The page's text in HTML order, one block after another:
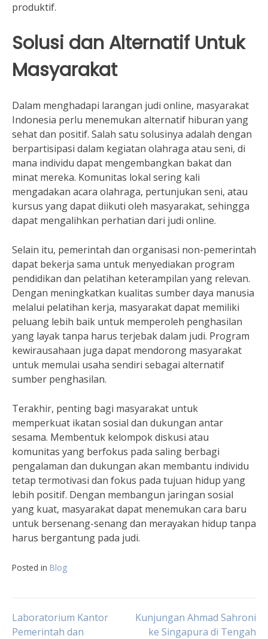
produktif.
Solusi dan Alternatif Untuk
Masyarakat
Dalam menghadapi larangan judi online, masyarakat
Indonesia perlu menemukan alternatif hiburan yang
sehat dan positif. Salah satu solusinya adalah dengan
berpartisipasi dalam kegiatan olahraga atau seni, di
mana individu dapat mengembangkan bakat dan
minat mereka. Komunitas lokal sering kali
mengadakan acara olahraga, pertunjukan seni, atau
kursus yang dapat diikuti oleh masyarakat, sehingga
dapat mengalihkan perhatian dari judi online.
Selain itu, pemerintah dan organisasi non-pemerintah
dapat bekerja sama untuk menyediakan program
pendidikan dan pelatihan keterampilan yang relevan.
Dengan meningkatkan kualitas sumber daya manusia
melalui pelatihan kerja, masyarakat dapat memiliki
peluang lebih baik untuk memperoleh penghasilan
yang layak tanpa harus terjebak dalam judi. Program
kewirausahaan juga dapat mendorong masyarakat
untuk memulai usaha sendiri sebagai alternatif
sumber penghasilan.
Terakhir, penting bagi masyarakat untuk
memperkuat ikatan sosial dan dukungan antar
sesama. Membentuk kelompok diskusi atau
komunitas yang berfokus pada saling berbagi
pengalaman dan dukungan akan membantu individu
tetap termotivasi dan fokus pada tujuan hidup yang
lebih positif. Dengan membangun jaringan sosial
yang kuat, masyarakat dapat menemukan cara baru
untuk bersenang-senang dan merayakan hidup tanpa
harus bergantung pada judi.
Posted in Blog
Post
Laboratorium Kantor
Pemerintah dan
Kunjungan Ahmad Sahroni
ke Singapura di Tengah